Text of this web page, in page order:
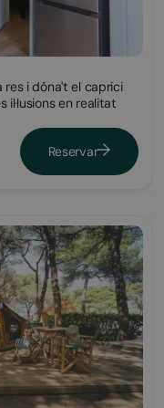
res i dóna't el caprici
en realitat
Reservar